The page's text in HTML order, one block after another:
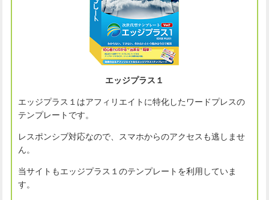
エッジプラス１
エッジプラス１はアフィリエイトに特化したワードプレスの
テンプレートです。
レスポンシブ対応なので、スマホからのアクセスも逃しませ
ん。
当サイトもエッジプラス１のテンプレートを利用していま
す。